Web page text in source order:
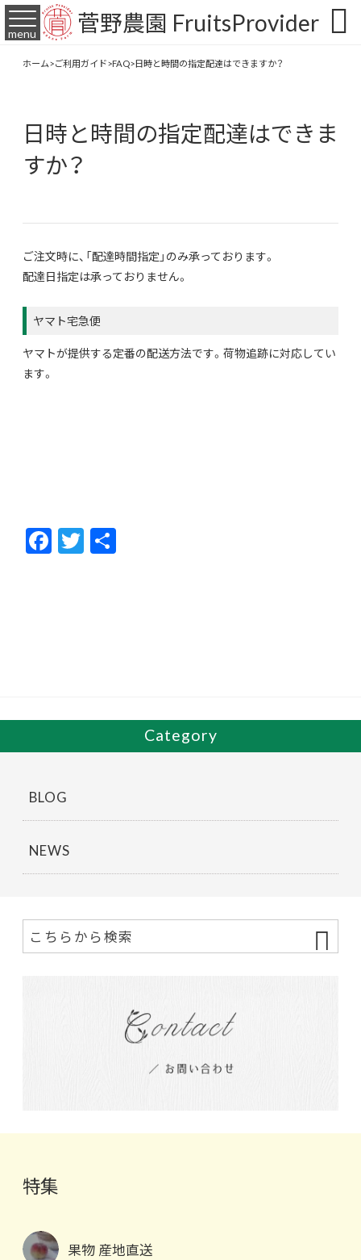
菅野農園 FruitsProvider
menu 
ホーム>ご利用ガイド>FAQ>日時と時間の指定配達はできますか？
日時と時間の指定配達はできま
すか？
ご注文時に、「配達時間指定」のみ承っております。
配達日指定は承っておりません。
ヤマト宅急便
ヤマトが提供する定番の配送方法です。荷物追跡に対応してい
ます。
F
ac
T
w
Category
BLOG
NEWS
特集
果物 産地直送